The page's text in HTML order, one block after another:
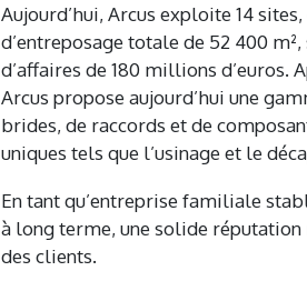
Aujourd’hui, Arcus exploite 14
d’entreposage totale de 52 400
d’affaires de 180 millions d’euros.
Arcus propose aujourd’hui une
brides, de raccords et de
uniques tels que l’usinage et le
En tant qu’entreprise familiale
à long terme, une solide
des clients.